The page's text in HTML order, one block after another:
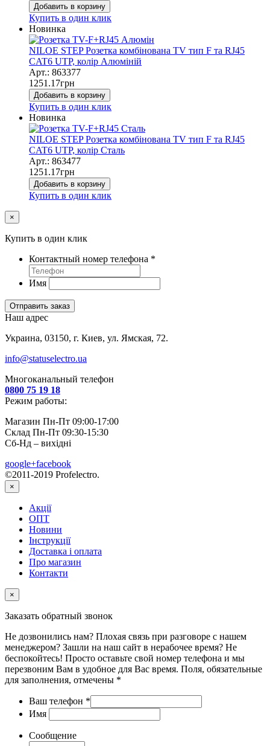
Добавить в корзину
Купить в один клик
Новинка
NILOE STEP Розетка комбінована TV тип F та RJ45
CAT6 UTP, колір Алюміній
Арт.: 863377
1251.17грн
Добавить в корзину
Купить в один клик
Новинка
NILOE STEP Розетка комбінована TV тип F та RJ45
CAT6 UTP, колір Сталь
Арт.: 863477
1251.17грн
Добавить в корзину
Купить в один клик
×
Купить в один клик
Контактный номер телефона *
Имя
Отправить заказ
Наш адрес
Украина, 03150, г. Киев, ул. Ямская, 72.
info@statuselectro.ua
Многоканальный телефон
0800 75 19 18
Режим работы:
Магазин Пн-Пт 09:00-17:00
Склад Пн-Пт 09:30-15:30
Сб-Нд – вихідні
google+facebook
©2011-2019 Profelectro.
×
Акції
ОПТ
Новини
Інструкції
Доставка і оплата
Про магазин
Контакти
×
Заказать обратный звонок
Не дозвонились нам? Плохая связь при разговоре с нашем
менеджером? Зашли на наш сайт в нерабочее время? Не
беспокойтесь! Просто оставьте свой номер телефона и мы
перезвоним Вам в удобное для Вас время. Поля, обязательные
для заполнения, отмечены *
Ваш телефон *
Имя
Сообщение